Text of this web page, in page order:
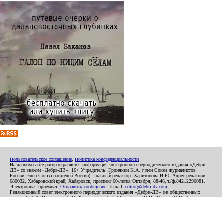
Пользовательское соглашение Политика конфиденциальности
На данном сайте распространяется информация электронного периодического издания «Дебри-
ДВ» со знаком «Дебри-ДВ». 16+ Учредитель: Пронякин К.А. (член Союза журналистов
России, член Союза писателей России). Главный редактор: Харитонова И.Ю. Адрес редакции:
680032, Хабаровский край, Хабаровск, проспект 60-летия Октября, 88-46, т./ф.84212296081.
Электронная приемная: Отправить сообщение . E-mail: editor@debri-dv.com
Редакционный совет электронного периодического издания «Дебри-ДВ» (на общественных